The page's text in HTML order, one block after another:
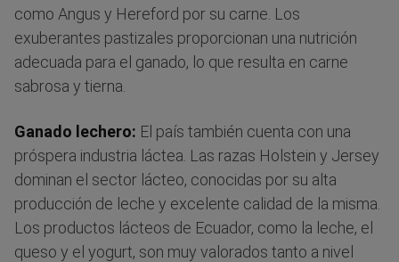
como Angus y Hereford por su carne. Los
exuberantes pastizales proporcionan una nutrición
adecuada para el ganado, lo que resulta en carne
sabrosa y tierna.
Ganado lechero: El país también cuenta con una
próspera industria láctea. Las razas Holstein y Jersey
dominan el sector lácteo, conocidas por su alta
producción de leche y excelente calidad de la misma.
Los productos lácteos de Ecuador, como la leche, el
queso y el yogurt, son muy valorados tanto a nivel